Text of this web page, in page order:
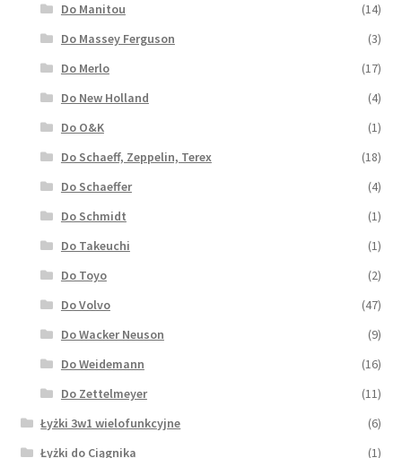
Do Manitou
(14)
Do Massey Ferguson
(3)
Do Merlo
(17)
Do New Holland
(4)
Do O&K
(1)
Do Schaeff, Zeppelin, Terex
(18)
Do Schaeffer
(4)
Do Schmidt
(1)
Do Takeuchi
(1)
Do Toyo
(2)
Do Volvo
(47)
Do Wacker Neuson
(9)
Do Weidemann
(16)
Do Zettelmeyer
(11)
Łyżki 3w1 wielofunkcyjne
(6)
Łyżki do Ciągnika
(1)